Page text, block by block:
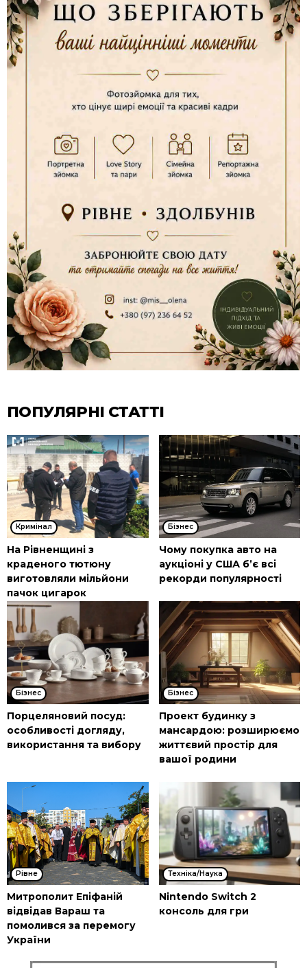
ПОПУЛЯРНІ СТАТТІ
Кримінал
На Рівненщині з
краденого тютюну
виготовляли мільйони
пачок цигарок
Бізнес
Чому покупка авто на
аукціоні у США б’є всі
рекорди популярності
Бізнес
Порцеляновий посуд:
особливості догляду,
використання та вибору
Бізнес
Проект будинку з
мансардою: розширюємо
життєвий простір для
вашої родини
Рівне
Митрополит Епіфаній
відвідав Вараш та
помолився за перемогу
України
Техніка/Наука
Nintendo Switch 2
консоль для гри